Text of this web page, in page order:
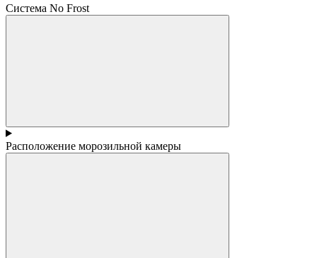
Система No Frost
Расположение морозильной камеры